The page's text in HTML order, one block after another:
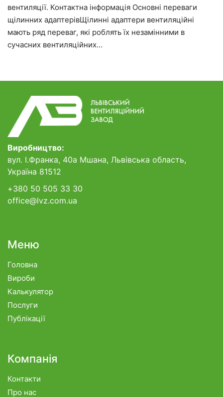
вентиляції. Контактна інформація Основні переваги
щілинних адаптерівЩілинні адаптери вентиляційні
мають ряд переваг, які роблять їх незамінними в
сучасних вентиляційних…
Виробництво:
вул. І.Франка, 40а Мшана, Львівська область,
Україна 81512
+380 50 505 33 30
office@lvz.com.ua
Меню
Головна
Вироби
Калькулятор
Послуги
Публікації
Компанія
Контакти
Про нас